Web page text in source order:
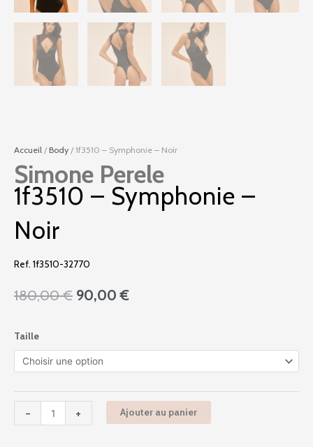
Accueil / Body / 1f3510 – Symphonie – Noir
Simone Perele
1f3510 – Symphonie –
Noir
Ref. 1f3510-32770
180,00€ Le
180,00 €.
90,00€Le
90,00 €.
Taille
-
de
1f3510
-
-
+ Ajouter au panier